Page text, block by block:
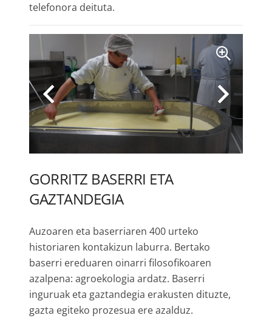
telefonora deituta.
GORRITZ BASERRI ETA
GAZTANDEGIA
Auzoaren eta baserriaren 400 urteko
historiaren kontakizun laburra. Bertako
baserri ereduaren oinarri filosofikoaren
azalpena: agroekologia ardatz. Baserri
inguruak eta gaztandegia erakusten dituzte,
gazta egiteko prozesua ere azalduz.